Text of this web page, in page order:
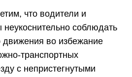
что водители и
соблюдать
движения во избежание
транспортных
с непристегнутыми